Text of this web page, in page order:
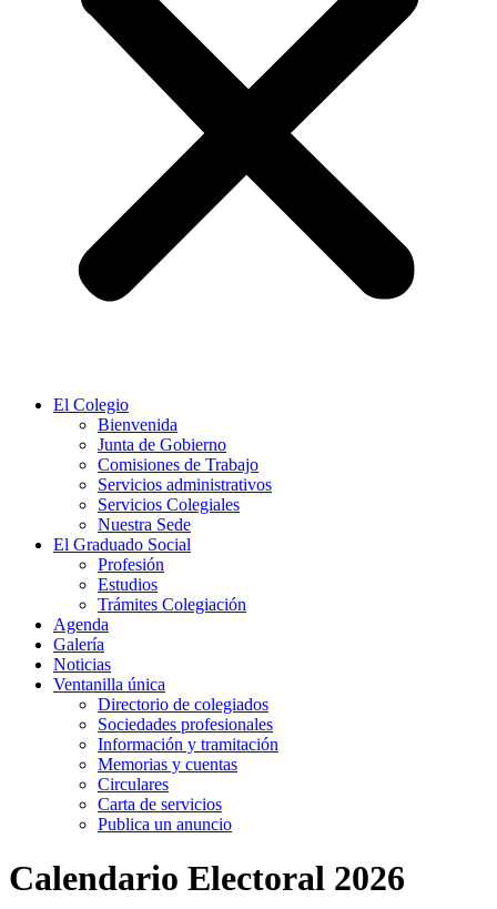
El Colegio
Bienvenida
Junta de Gobierno
Comisiones de Trabajo
Servicios administrativos
Servicios Colegiales
Nuestra Sede
El Graduado Social
Profesión
Estudios
Trámites Colegiación
Agenda
Galería
Noticias
Ventanilla única
Directorio de colegiados
Sociedades profesionales
Información y tramitación
Memorias y cuentas
Circulares
Carta de servicios
Publica un anuncio
Calendario Electoral 2026